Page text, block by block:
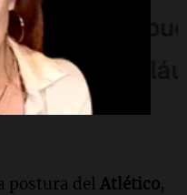
postura del Atlético,